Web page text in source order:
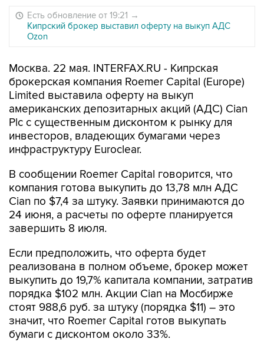
Есть обновление от 19:21 →
Кипрский брокер выставил оферту на выкуп АДС
Ozon
Москва. 22 мая. INTERFAX.RU - Кипрская
брокерская компания Roemer Capital (Europe)
Limited выставила оферту на выкуп
американских депозитарных акций (АДС) Cian
Plc с существенным дисконтом к рынку для
инвесторов, владеющих бумагами через
инфраструктуру Euroclear.
В сообщении Roemer Capital говорится, что
компания готова выкупить до 13,78 млн АДС
Cian по $7,4 за штуку. Заявки принимаются до
24 июня, а расчеты по оферте планируется
завершить 8 июля.
Если предположить, что оферта будет
реализована в полном объеме, брокер может
выкупить до 19,7% капитала компании, затратив
порядка $102 млн. Акции Cian на Мосбирже
стоят 988,6 руб. за штуку (порядка $11) – это
значит, что Roemer Capital готов выкупать
бумаги с дисконтом около 33%.